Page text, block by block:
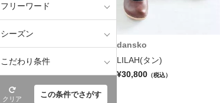
フリーワード
シーズン
こだわり条件
クリア この条件でさがす
dansko
LILAH(タン)
¥30,800 （税込）